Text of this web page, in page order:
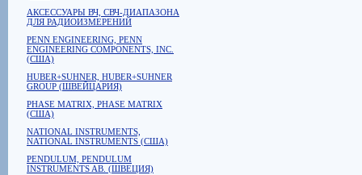
АКСЕССУАРЫ ВЧ, СВЧ-ДИАПАЗОНА
ДЛЯ РАДИОИЗМЕРЕНИЙ
PENN ENGINEERING, PENN
ENGINEERING COMPONENTS, INC.
(США)
HUBER+SUHNER, HUBER+SUHNER
GROUP (ШВЕЙЦАРИЯ)
PHASE MATRIX, PHASE MATRIX
(США)
NATIONAL INSTRUMENTS,
NATIONAL INSTRUMENTS (США)
PENDULUM, PENDULUM
INSTRUMENTS AB. (ШВЕЦИЯ)